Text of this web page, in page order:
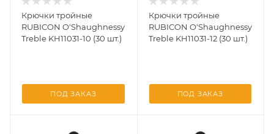
Крючки тройные
RUBICON O'Shaughnessy
Treble KH11031-10 (30 шт.)
ПОД ЗАКАЗ
Крючки тройные
RUBICON O'Shaughnessy
Treble KH11031-12 (30 шт.)
ПОД ЗАКАЗ